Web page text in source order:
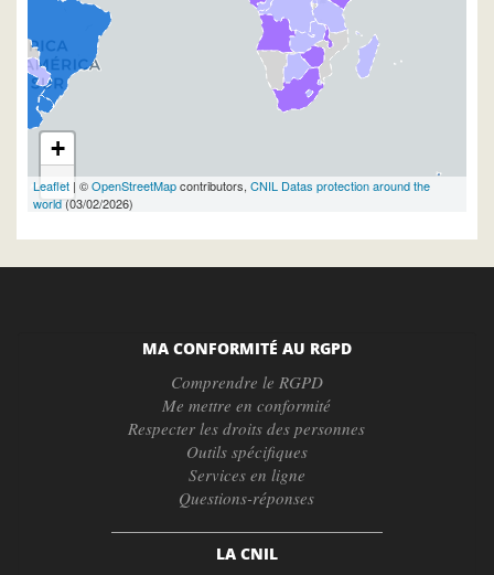
+
-
Leaflet | ©OpenStreetMapcontributors, CNIL Datas protection around the
world(03/02/2026)
MA CONFORMITÉ AU RGPD
Comprendre le RGPD
Me mettre en conformité
Respecter les droits des personnes
Outils spécifiques
Services en ligne
Questions-réponses
LA CNIL